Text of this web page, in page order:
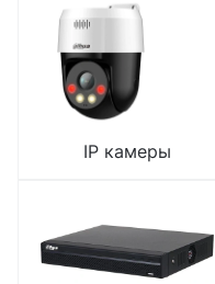
IP камеры